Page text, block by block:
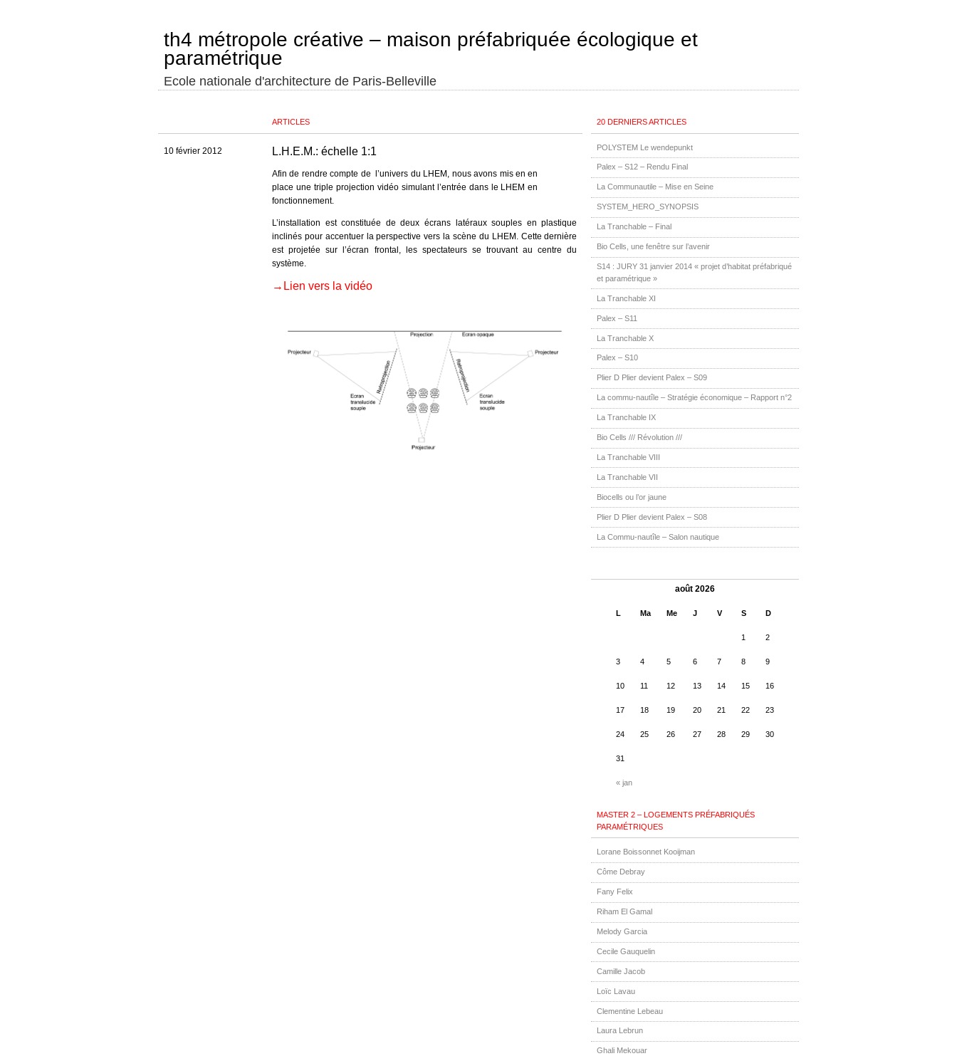
th4 métropole créative – maison préfabriquée écologique et
paramétrique
Ecole nationale d'architecture de Paris-Belleville
ARTICLES
10 février 2012 L.H.E.M.: échelle 1:1
Afin de rendre compte de l’univers du LHEM, nous avons mis en en
place une triple projection vidéo simulant l’entrée dans le LHEM en
fonctionnement.
L’installation est constituée de deux écrans latéraux souples en plastique
inclinés pour accentuer la perspective vers la scène du LHEM. Cette dernière
est projetée sur l’écran frontal, les spectateurs se trouvant au centre du
système.
→Lien vers la vidéo
20 DERNIERS ARTICLES
POLYSTEM Le wendepunkt
Palex – S12 – Rendu Final
La Communautile – Mise en Seine
SYSTEM_HERO_SYNOPSIS
La Tranchable – Final
Bio Cells, une fenêtre sur l’avenir
S14 : JURY 31 janvier 2014 « projet d’habitat préfabriqué
et paramétrique »
La Tranchable XI
Palex – S11
La Tranchable X
Palex – S10
Plier D Plier devient Palex – S09
La commu-nautîle – Stratégie économique – Rapport n°2
La Tranchable IX
Bio Cells /// Révolution ///
La Tranchable VIII
La Tranchable VII
Biocells ou l’or jaune
Plier D Plier devient Palex – S08
La Commu-nautîle – Salon nautique
août 2026
L Ma Me J V S D
« jan
1 2
3 4 5 6 7 8 9
10 11 12 13 14 15 16
17 18 19 20 21 22 23
24 25 26 27 28 29 30
31
MASTER 2 – LOGEMENTS PRÉFABRIQUÉS
PARAMÉTRIQUES
Lorane Boissonnet Kooijman
Côme Debray
Fany Felix
Riham El Gamal
Melody Garcia
Cecile Gauquelin
Camille Jacob
Loïc Lavau
Clementine Lebeau
Laura Lebrun
Ghali Mekouar